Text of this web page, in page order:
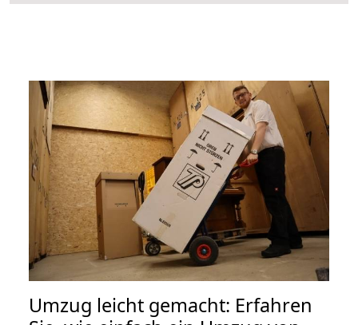
Umzug leicht gemacht: Erfahren